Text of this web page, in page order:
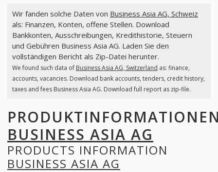
Wir fanden solche Daten von Business Asia AG, Schweiz
als: Finanzen, Konten, offene Stellen. Download
Bankkonten, Ausschreibungen, Kredithistorie, Steuern
und Gebühren Business Asia AG. Laden Sie den
vollständigen Bericht als Zip-Datei herunter.
We found such data of Business Asia AG, Switzerland as: finance,
accounts, vacancies. Download bank accounts, tenders, credit history,
taxes and fees Business Asia AG. Download full report as zip-file.
BUSINESS ASIA AG
PRODUCTS INFORMATION
BUSINESS ASIA AG